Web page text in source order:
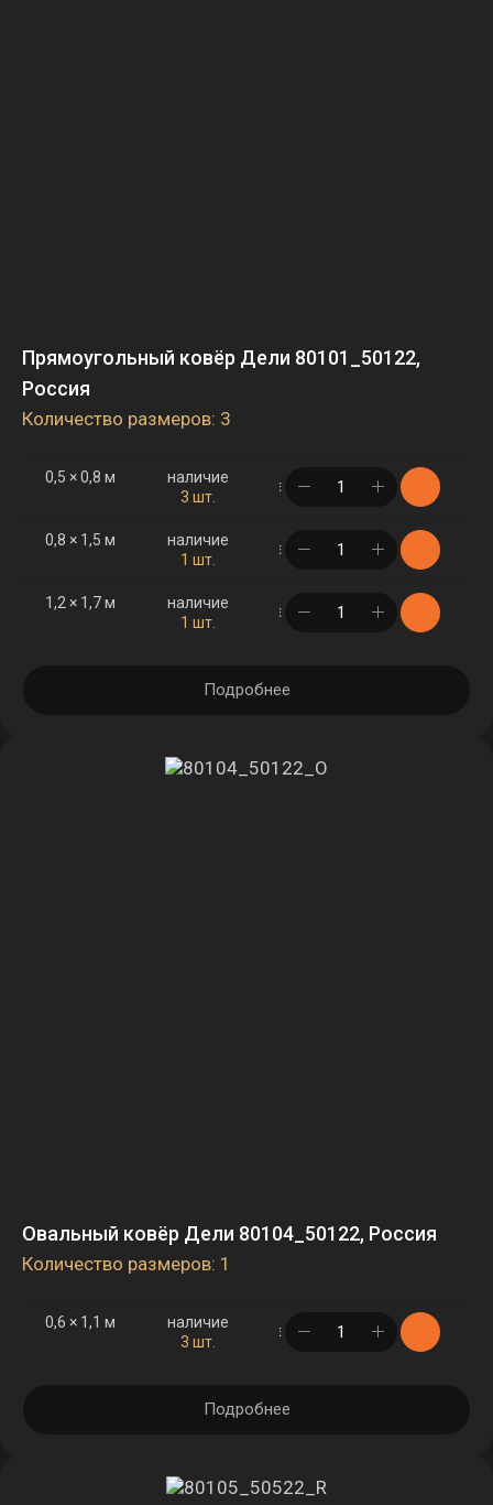
Прямоугольный ковёр Дели 80101_50122,
Россия
Количество размеров: 3
0,5 × 0,8 м
наличие
3 шт.
в корзине
0,8 × 1,5 м
наличие
1 шт.
в корзине
1,2 × 1,7 м
наличие
1 шт.
в корзине
Подробнее
Овальный ковёр Дели 80104_50122, Россия
Количество размеров: 1
0,6 × 1,1 м
наличие
3 шт.
в корзине
Подробнее